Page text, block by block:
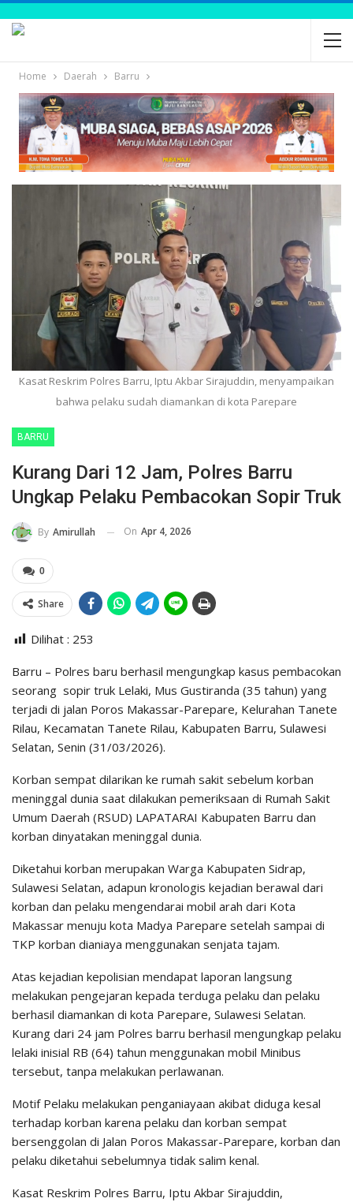
Home Daerah Barru
Kasat Reskrim Polres Barru, Iptu Akbar Sirajuddin, menyampaikan
bahwa pelaku sudah diamankan di kota Parepare
BARRU
Kurang Dari 12 Jam, Polres Barru
Ungkap Pelaku Pembacokan Sopir Truk
By Amirullah On Apr 4, 2026
0
Share
Dilihat : 253
Barru – Polres baru berhasil mengungkap kasus pembacokan
seorang sopir truk Lelaki, Mus Gustiranda (35 tahun) yang
terjadi di jalan Poros Makassar-Parepare, Kelurahan Tanete
Rilau, Kecamatan Tanete Rilau, Kabupaten Barru, Sulawesi
Selatan, Senin (31/03/2026).
Korban sempat dilarikan ke rumah sakit sebelum korban
meninggal dunia saat dilakukan pemeriksaan di Rumah Sakit
Umum Daerah (RSUD) LAPATARAI Kabupaten Barru dan
korban dinyatakan meninggal dunia.
Diketahui korban merupakan Warga Kabupaten Sidrap,
Sulawesi Selatan, adapun kronologis kejadian berawal dari
korban dan pelaku mengendarai mobil arah dari Kota
Makassar menuju kota Madya Parepare setelah sampai di
TKP korban dianiaya menggunakan senjata tajam.
Atas kejadian kepolisian mendapat laporan langsung
melakukan pengejaran kepada terduga pelaku dan pelaku
berhasil diamankan di kota Parepare, Sulawesi Selatan.
Kurang dari 24 jam Polres barru berhasil mengungkap pelaku
lelaki inisial RB (64) tahun menggunakan mobil Minibus
tersebut, tanpa melakukan perlawanan.
Motif Pelaku melakukan penganiayaan akibat diduga kesal
terhadap korban karena pelaku dan korban sempat
bersenggolan di Jalan Poros Makassar-Parepare, korban dan
pelaku diketahui sebelumnya tidak salim kenal.
Kasat Reskrim Polres Barru, Iptu Akbar Sirajuddin,